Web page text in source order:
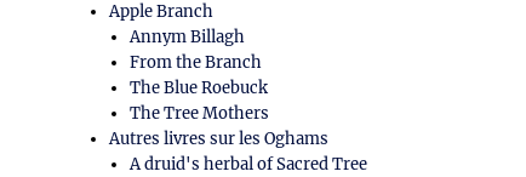
Apple Branch
Annym Billagh
From the Branch
The Blue Roebuck
The Tree Mothers
Autres livres sur les Oghams
A druid's herbal of Sacred Tree